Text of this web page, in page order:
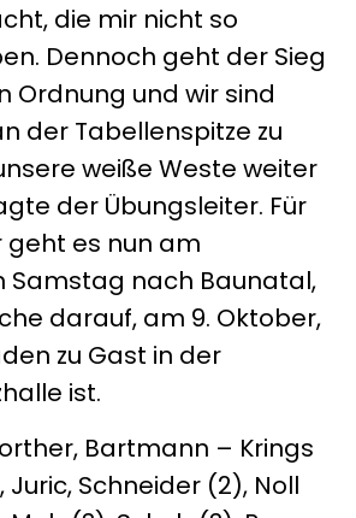
die mir nicht so
Dennoch geht der Sieg
Ordnung und wir sind
der Tabellenspitze zu
weiße Weste weiter
der Übungsleiter. Für
geht es nun am
Samstag nach Baunatal,
darauf, am 9. Oktober,
zu Gast in der
ist.
Bartmann – Krings
Juric, Schneider (2), Noll